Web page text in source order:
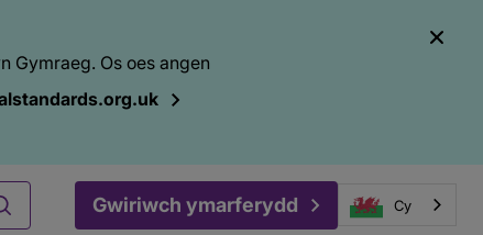
Gymraeg. Os oes angen
Gwiriwch ymarferydd Cy